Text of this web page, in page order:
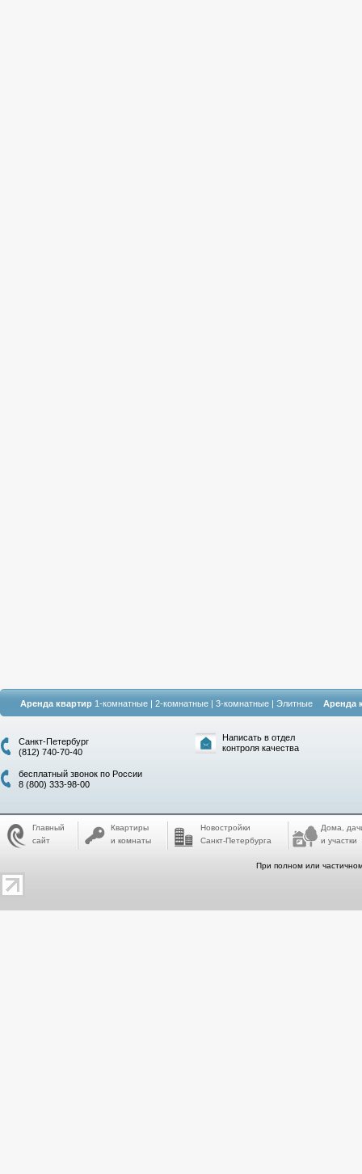
Аренда квартир 1-комнатные | 2-комнатные | 3-комнатные | Элитные Аренда
Санкт-Петербург
(812) 740-70-40
бесплатный звонок по России
8 (800) 333-98-00
Написать в отдел
контроля качества
Главный
сайт
Квартиры
и комнаты
Новостройки
Санкт-Петербурга
Дома,
и участки
При полном или